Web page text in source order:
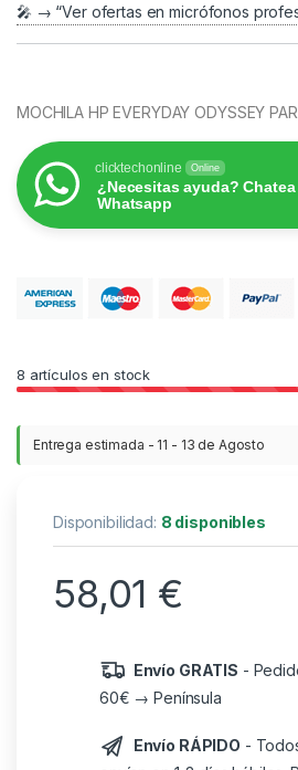
🎤 → “Ver ofertas en micrófonos
MOCHILA HP EVERYDAY ODYSSEY
clicktechonline Online
¿Necesitas ayuda?
Whatsapp
8 artículos en stock
Entrega estimada - 11 - 13 de Agosto
Disponibilidad: 8 disponibles
58,01 €
Envío GRATIS -
60€ → Península
Envío RÁPIDO -